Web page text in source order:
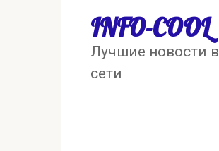
INFO-COOL
Лучшие новости в
сети